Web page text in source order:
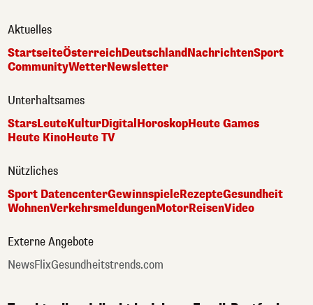
Aktuelles
StartseiteÖsterreichDeutschlandNachrichtenSport
CommunityWetterNewsletter
Unterhaltsames
StarsLeuteKulturDigitalHoroskopHeute Games
Heute KinoHeute TV
Nützliches
Sport DatencenterGewinnspieleRezepteGesundheit
WohnenVerkehrsmeldungenMotorReisenVideo
Externe Angebote
NewsFlixGesundheitstrends.com